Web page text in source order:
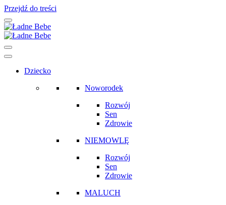
Przejdź do treści
Main
Navigation
Dziecko
Noworodek
Rozwój
Sen
Zdrowie
NIEMOWLĘ
Rozwój
Sen
Zdrowie
MALUCH